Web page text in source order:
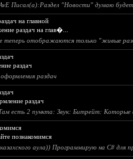
Писал(а):Раздел "Новости" думаю
на главной
раздач на глав�...
теперь отображаются только "живые
раздач
раздач
раздач
есть 2 пункта: Звук: Битрейт: Которые
познакомимся
казахского аула)) Программирую на C# для